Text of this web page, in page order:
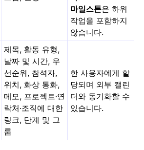
마일스톤은 하위
작업을 포함하지
않습니다.
제목, 활동 유형,
날짜 및 시간, 우
선순위, 참석자,
위치, 화상 통화,
메모, 프로젝트·연
락처·조직에 대한
링크, 단계 및 그
룹
한 사용자에게 할
당되며 외부 캘린
더와 동기화할 수
있습니다.